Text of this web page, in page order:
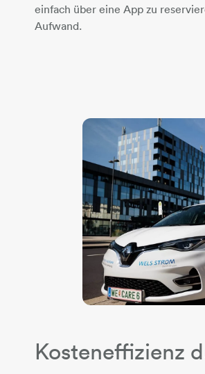
einfach über eine App zu
Aufwand.​​​​​​​
​​​​​​​Kosteneffizienz